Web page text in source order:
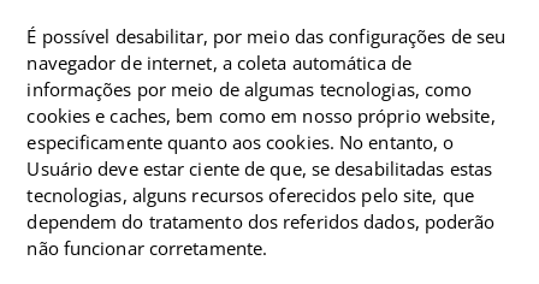
É possível desabilitar, por meio das configurações de seu
navegador de internet, a coleta automática de
informações por meio de algumas tecnologias, como
cookies e caches, bem como em nosso próprio website,
especificamente quanto aos cookies. No entanto, o
Usuário deve estar ciente de que, se desabilitadas estas
tecnologias, alguns recursos oferecidos pelo site, que
dependem do tratamento dos referidos dados, poderão
não funcionar corretamente.